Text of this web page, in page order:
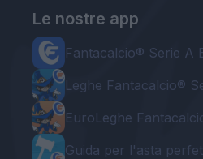
Le nostre app
Fantacalcio® Serie A
Leghe Fantacalcio®
EuroLeghe
Guida per l'asta